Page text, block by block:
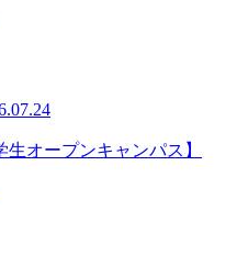
生オープンキャンパス】